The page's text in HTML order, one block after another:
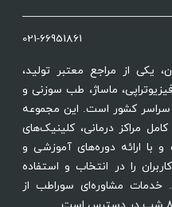
021-66951861
درخشان، یکی از مراجع معتبر تولید،
ماساژ، طب سوزنی و
کشور است. این مجموعه
مراکز درمانی، کلینیک‌های
با ارائه دوره‌های آموزشی و
را در انتخاب و استفاده
خدمات مشاوره‌ای سوراطب از